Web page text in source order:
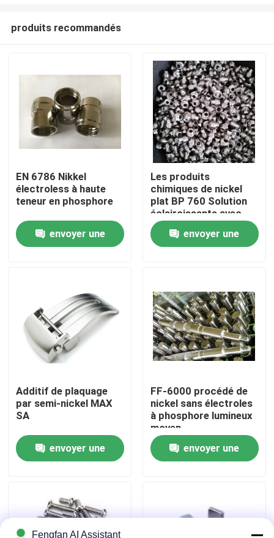
Accueil
Produits
À propos de nous
Visite de l'usine
Nous contacter
Nouvelles
Produits chimiques de zingage
produits recommandés
EN 6786 Nikkel
électroless à haute
teneur en phosphore
envoyer une
Les produits
chimiques de nickel
plat BP 760 Solution
éclaircissante avec
couche de nickel plat
à basse contrainte
envoyer une
Additif de plaquage
par semi-nickel MAX
SA
envoyer une
FF-6000 procédé de
nickel sans électroles
à phosphore lumineux
moyen
envoyer une
Fengfan AI Assistant